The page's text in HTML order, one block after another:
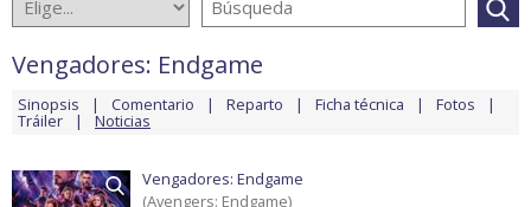
Vengadores: Endgame
Sinopsis Comentario Reparto Ficha técnica Fotos
Tráiler Noticias
Vengadores: Endgame
(Avengers: Endgame)